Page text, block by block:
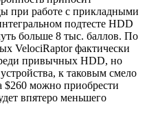
при работе с прикладными
подтесте HDD
больше 8 тыс. баллов. По
VelociRaptor фактически
привычных HDD, но
к таковым смело
$260 можно приобрести
впятеро меньшего